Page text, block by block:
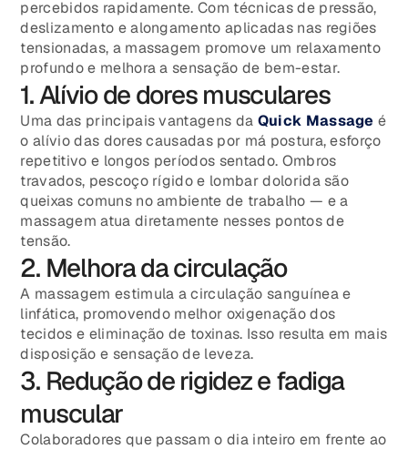
percebidos rapidamente. Com técnicas de pressão,
deslizamento e alongamento aplicadas nas regiões
tensionadas, a massagem promove um relaxamento
profundo e melhora a sensação de bem-estar.
1. Alívio de dores musculares
Uma das principais vantagens da Quick Massage é
o alívio das dores causadas por má postura, esforço
repetitivo e longos períodos sentado. Ombros
travados, pescoço rígido e lombar dolorida são
queixas comuns no ambiente de trabalho — e a
massagem atua diretamente nesses pontos de
tensão.
2. Melhora da circulação
A massagem estimula a circulação sanguínea e
linfática, promovendo melhor oxigenação dos
tecidos e eliminação de toxinas. Isso resulta em mais
disposição e sensação de leveza.
3. Redução de rigidez e fadiga
muscular
Colaboradores que passam o dia inteiro em frente ao